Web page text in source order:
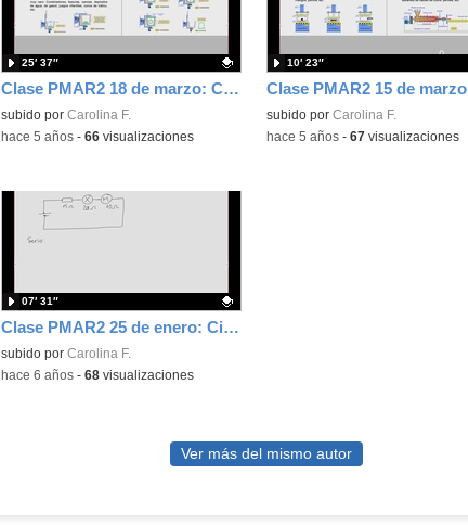
Clase PMAR2 18 de marzo: Conformación Plásticos (fin) + etapas I3D
Contenido educativo.
subido por Carolina F.
25′ 37″
-hace 5 años- 66visualizaciones
Contenido educativo.
subido por Carolina F.
10′ 23″
-hace 5 años- 67visualizaciones
Clase PMAR2 25 de enero: Circuito Serie
Contenido educativo.
subido por Carolina F.
07′ 31″
-hace 6 años- 68visualizaciones
Ver más del mismo autor